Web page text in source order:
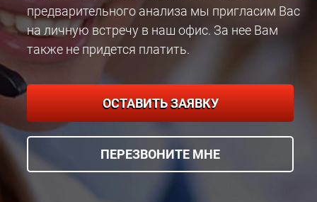
предварительного анализа мы пригласим Вас
на личную встречу в наш офис. За нее Вам
также не придется платить.
ОСТАВИТЬ ЗАЯВКУ
ПЕРЕЗВОНИТЕ МНЕ